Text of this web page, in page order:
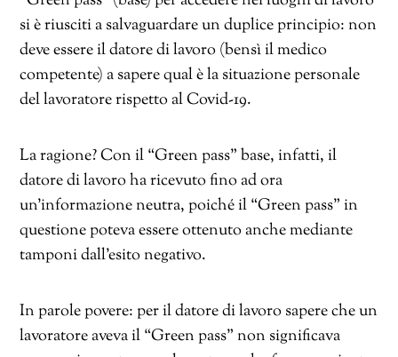
si è riusciti a salvaguardare un duplice principio: non
deve essere il datore di lavoro (bensì il medico
competente) a sapere qual è la situazione personale
del lavoratore rispetto al Covid-19.
La ragione? Con il “Green pass” base, infatti, il
datore di lavoro ha ricevuto fino ad ora
un’informazione neutra, poiché il “Green pass” in
questione poteva essere ottenuto anche mediante
tamponi dall’esito negativo.
In parole povere: per il datore di lavoro sapere che un
lavoratore aveva il “Green pass” non significava